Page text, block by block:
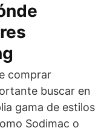
comprar
buscar en
gama de estilos
Sodimac o